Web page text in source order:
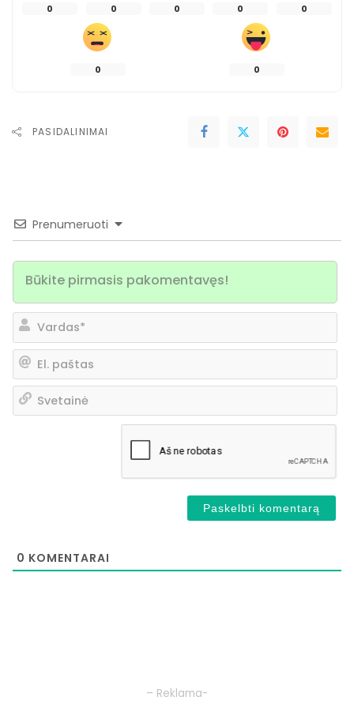
0 0 0 0 0
0 0
PASIDALINIMAI
Prenumeruoti
0 KOMENTARAI
– Reklama-